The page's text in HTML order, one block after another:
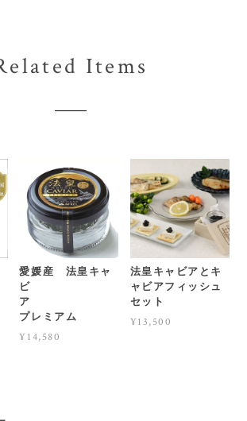
Items
愛媛産 法皇キャ
ビ
ア
プレミアム
¥14,580
法皇キャビアとキ
ャビアフィッシュ
セット
¥13,500